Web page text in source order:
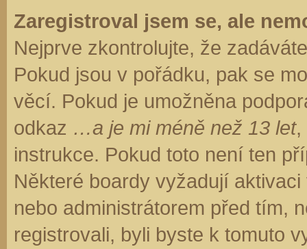
Zaregistroval jsem se, ale
Nejprve zkontrolujte, že
Pokud jsou v pořádku, pak se
věcí. Pokud je umožněna
odkaz …a je mi méně než 13 let,
instrukce. Pokud toto není ten
Některé boardy vyžadují
nebo administrátorem před tím,
registrovali, byli byste k tomuto